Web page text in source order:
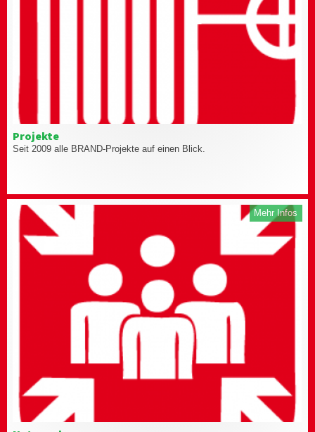
Projekte
Seit 2009 alle BRAND-Projekte auf einen Blick.
Mehr Infos